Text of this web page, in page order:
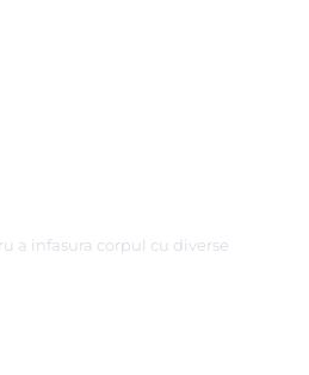
a infasura corpul cu diverse